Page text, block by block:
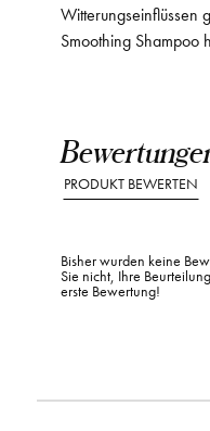
PRODUKT BEWERTEN
Bisher wurden keine
Sie nicht, Ihre
erste Bewertung!
Witterungseinflüssen
Smoothing Shampoo